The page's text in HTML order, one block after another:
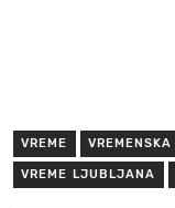
VREME
VREME LJUBLJANA